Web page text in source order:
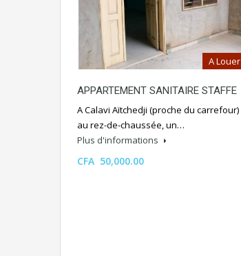
A Louer
APPARTEMENT SANITAIRE STAFFE
A Calavi Aïtchedji (proche du carrefour)
au rez-de-chaussée, un…
Plus d'informations
CFA 50,000.00